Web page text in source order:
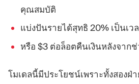
คุณสมบัติ
แบ่งปันรายได้สุทธิ 20% เป็นเว
หรือ $3 ต่อล็อตคืนเงินหลังจาก
โมเดลนี้มีประโยชน์เพราะทั้งสองฝ่